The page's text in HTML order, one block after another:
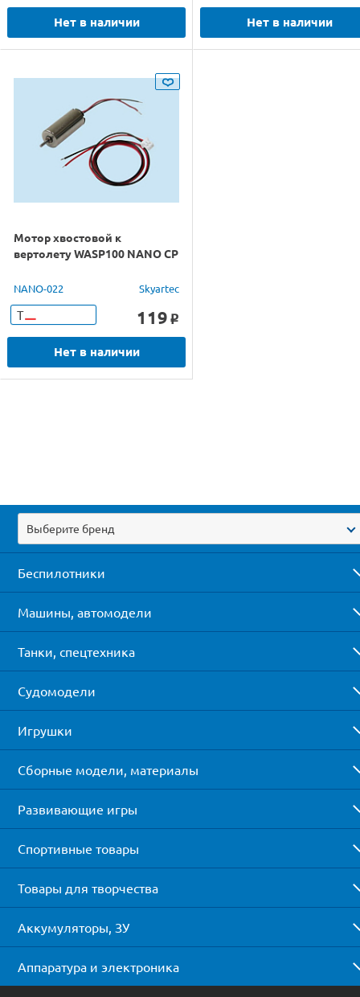
Нет в наличии Нет в наличии
Мотор хвостовой к
вертолету WASP100 NANO CP
NANO-022 Skyartec
Т 119 o
Нет в наличии
Выберите бренд
Беспилотники
Машины, автомодели
Танки, спецтехника
Судомодели
Игрушки
Сборные модели, материалы
Развивающие игры
Спортивные товары
Товары для творчества
Аккумуляторы, ЗУ
Аппаратура и электроника